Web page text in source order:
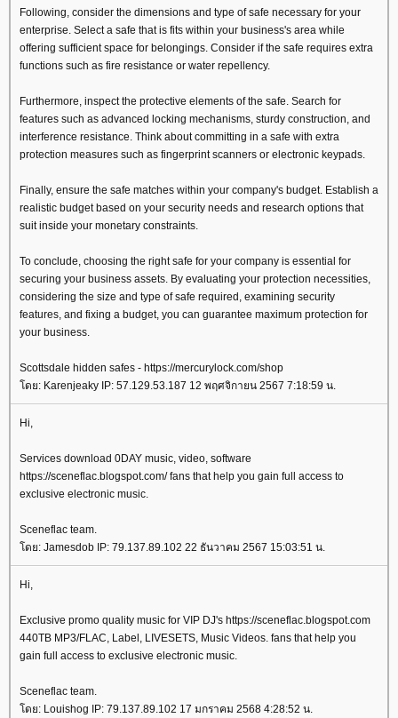
Following, consider the dimensions and type of safe necessary for your
enterprise. Select a safe that is fits within your business's area while
offering sufficient space for belongings. Consider if the safe requires extra
functions such as fire resistance or water repellency.
Furthermore, inspect the protective elements of the safe. Search for
features such as advanced locking mechanisms, sturdy construction, and
interference resistance. Think about committing in a safe with extra
protection measures such as fingerprint scanners or electronic keypads.
Finally, ensure the safe matches within your company's budget. Establish a
realistic budget based on your security needs and research options that
suit inside your monetary constraints.
To conclude, choosing the right safe for your company is essential for
securing your business assets. By evaluating your protection necessities,
considering the size and type of safe required, examining security
features, and fixing a budget, you can guarantee maximum protection for
your business.
Scottsdale hidden safes - https://mercurylock.com/shop
ดย: Karenjeaky IP: 57.129.53.187 12 พฤศจิกายน 2567 7:18:59 น.
Hi,
Services download 0DAY music, video, software
https://sceneflac.blogspot.com/ fans that help you gain full access to
exclusive electronic music.
Sceneflac team.
ดย: Jamesdob IP: 79.137.89.102 22 ธันวาคม 2567 15:03:51 น.
Hi,
Exclusive promo quality music for VIP DJ's https://sceneflac.blogspot.com
440TB MP3/FLAC, Label, LIVESETS, Music Videos. fans that help you
gain full access to exclusive electronic music.
Sceneflac team.
ดย: Louishog IP: 79.137.89.102 17 มกราคม 2568 4:28:52 น.